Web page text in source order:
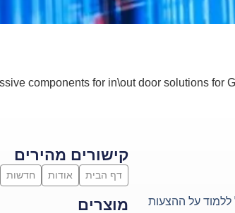
components for in\out door solutions for
על ההצעות
קישורים מהירים
דף הבית אודות חדשות
מוצרים